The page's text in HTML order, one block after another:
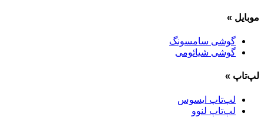
موبایل »
گوشی سامسونگ
گوشی شیائومی
لپ‌تاپ »
لپ‌تاپ ایسوس
لپ‌تاپ لنوو